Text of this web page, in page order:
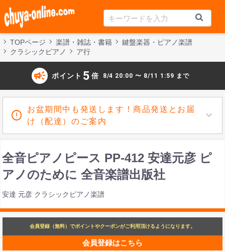
TOPページ 楽譜・雑誌・書籍
鍵盤楽器・ピアノ楽譜
クラシックピアノ
ア行
campaign ポイント 5 倍 8/4 20:00 〜 8/11 1:59 まで
お盆期間中も発送します！商品発送とお届
け（配達）のご案内
全音ピアノピース PP-412 安達元彦 ピ
アノのために 全音楽譜出版社
安達 元彦 クラシックピアノ楽譜
会員登録（無料）でポイントやクーポンがご利用頂けるようになります。
会員登録はこちら